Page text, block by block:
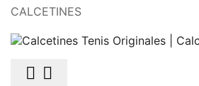
CALCETINES

